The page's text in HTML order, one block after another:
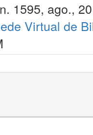
1595, ago.,
Virtual de